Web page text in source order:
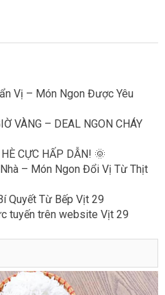
Vị – Món Ngon Được Yêu
VÀNG – DEAL NGON CHÁY
CỰC HẤP DẪN! 🌞
– Món Ngon Đổi Vị Từ Thịt
Quyết Từ Bếp Vịt 29
tuyến trên website Vịt 29